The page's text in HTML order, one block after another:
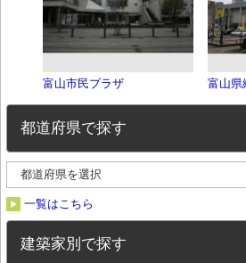
富山市民プラザ 富山県
都道府県で探す
一覧はこちら
建築家別で探す